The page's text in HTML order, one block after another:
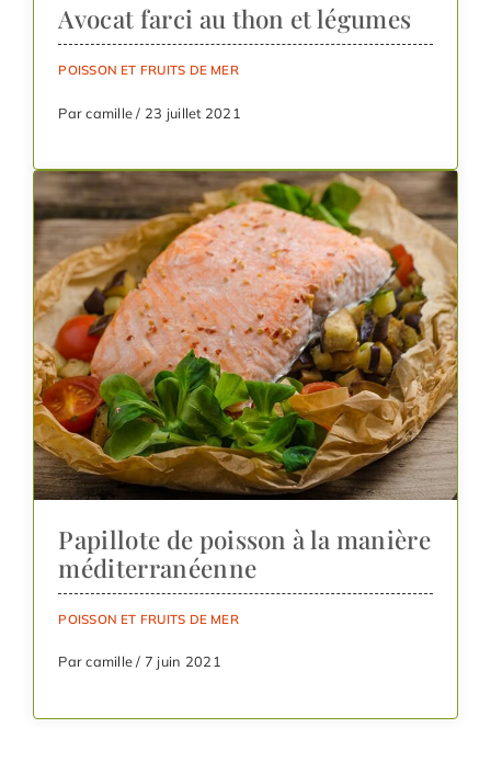
Avocat farci au thon et légumes
POISSON ET FRUITS DE MER
Par camille / 23 juillet 2021
Papillote de poisson à la manière
méditerranéenne
POISSON ET FRUITS DE MER
Par camille / 7 juin 2021